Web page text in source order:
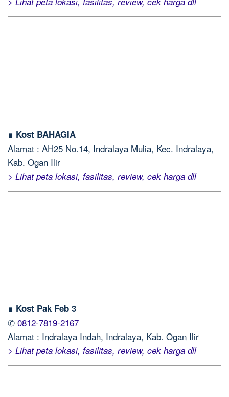
∎ Kost BAHAGIA
Alamat : AH25 No.14, Indralaya Mulia, Kec. Indralaya,
Kab. Ogan Ilir
> Lihat peta lokasi, fasilitas, review, cek harga dll
∎ Kost Pak Feb 3
✆ 0812-7819-2167
Alamat : Indralaya Indah, Indralaya, Kab. Ogan Ilir
> Lihat peta lokasi, fasilitas, review, cek harga dll